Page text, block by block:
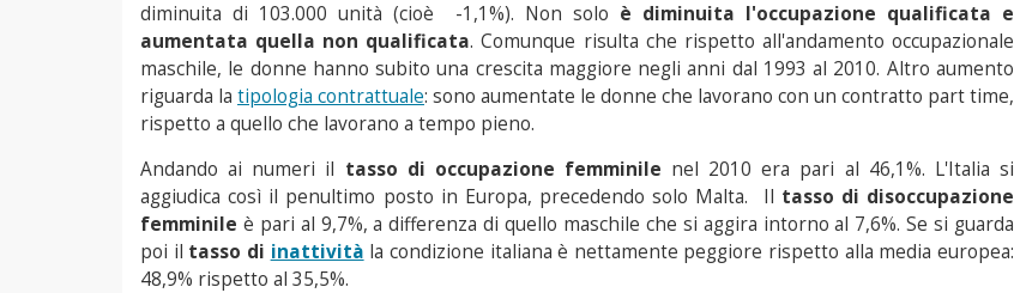
diminuita di 103.000 unità (cioè -1,1%). Non solo è diminuita l'occupazione qualificata e
aumentata quella non qualificata. Comunque risulta che rispetto all'andamento occupazionale
maschile, le donne hanno subito una crescita maggiore negli anni dal 1993 al 2010. Altro aumento
riguarda la tipologia contrattuale: sono aumentate le donne che lavorano con un contratto part time,
rispetto a quello che lavorano a tempo pieno.
Andando ai numeri il tasso di occupazione femminile nel 2010 era pari al 46,1%. L'Italia si
aggiudica così il penultimo posto in Europa, precedendo solo Malta. Il tasso di disoccupazione
femminile è pari al 9,7%, a differenza di quello maschile che si aggira intorno al 7,6%. Se si guarda
poi il tasso di inattività la condizione italiana è nettamente peggiore rispetto alla media europea:
48,9% rispetto al 35,5%.